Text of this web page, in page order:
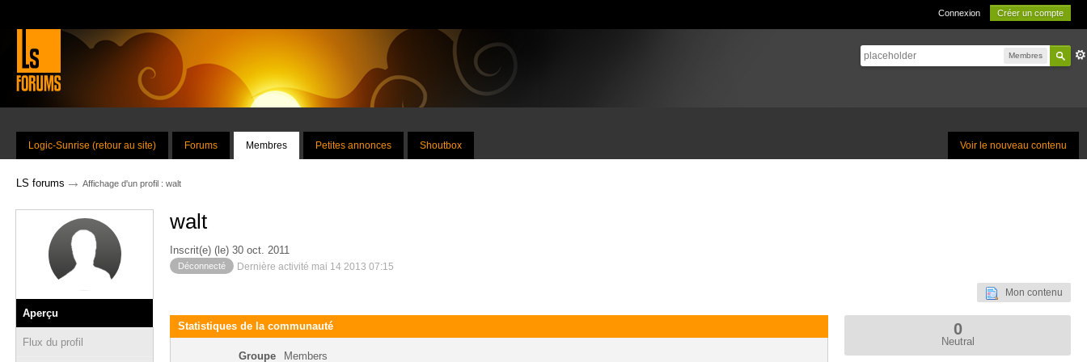
Connexion Créer un compte
Membres
Voir le nouveau contenu
Logic-Sunrise (retour au site) Forums Membres Petites annonces Shoutbox
LS forums → Affichage d'un profil : walt
Aperçu
Flux du profil
walt
Inscrit(e) (le) 30 oct. 2011
Déconnecté Dernière activité mai 14 2013 07:15
Mon contenu
Statistiques de la communauté
Groupe Members
0
Neutral